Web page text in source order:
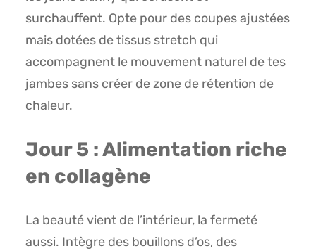
surchauffent. Opte pour des coupes ajustées
mais dotées de tissus stretch qui
accompagnent le mouvement naturel de tes
jambes sans créer de zone de rétention de
chaleur.
Jour 5 : Alimentation riche
en collagène
La beauté vient de l’intérieur, la fermeté
aussi. Intègre des bouillons d’os, des